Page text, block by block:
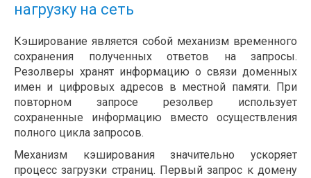
нагрузку на сеть
Кэширование является собой механизм временного
сохранения полученных ответов на запросы.
Резолверы хранят информацию о связи доменных
имен и цифровых адресов в местной памяти. При
повторном запросе резолвер использует
сохраненные информацию вместо осуществления
полного цикла запросов.
Механизм кэширования значительно ускоряет
процесс загрузки страниц. Первый запрос к домену